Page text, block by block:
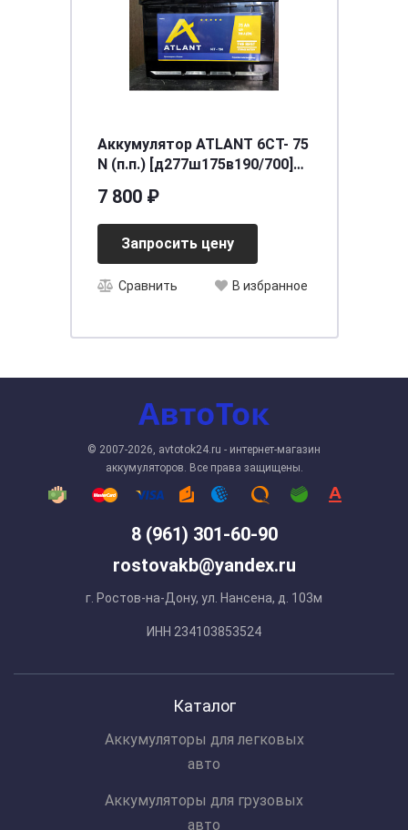
Аккумулятор ATLANT 6СТ- 75
N (п.п.) [д277ш175в190/700]
7 800 ₽
Запросить цену
Сравнить В избранное
8 (961) 301-60-90
rostovakb@yandex.ru
г. Ростов-на-Дону, ул. Нансена, д. 103м
ИНН 234103853524
© 2007-2026, avtotok24.ru - интернет-магазин
аккумуляторов. Все права защищены.
Каталог
Аккумуляторы для легковых
авто
Аккумуляторы для грузовых
авто